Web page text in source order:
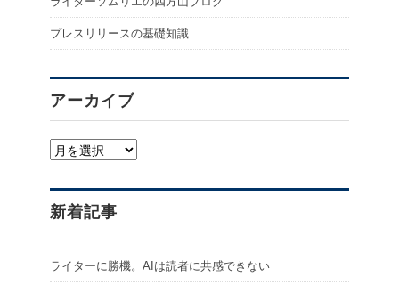
プレスリリースの基礎知識
アーカイブ
ア
カ
イ
ブ
新着記事
ライターに勝機。AIは読者に共感できない